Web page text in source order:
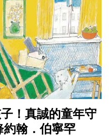
！真誠的童年守
翰．伯寧罕